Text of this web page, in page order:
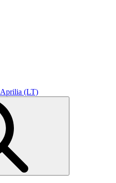
Aprilia (LT)